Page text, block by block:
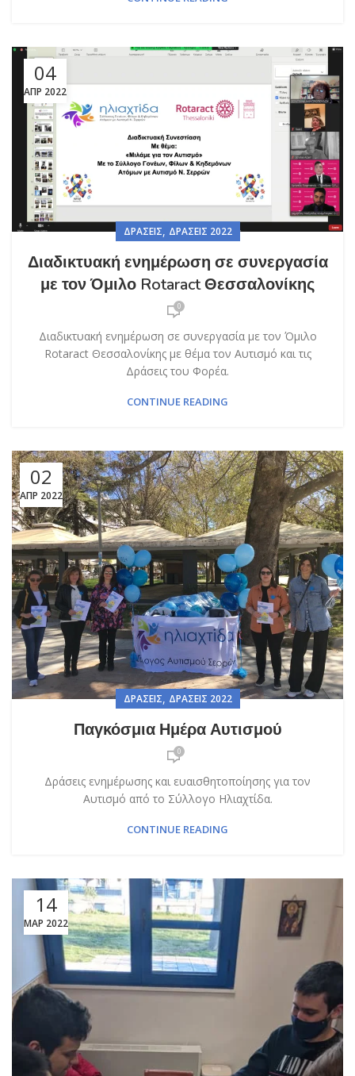
04
ΑΠΡ 2022
ΔΡΆΣΕΙΣ, ΔΡΆΣΕΙΣ 2022
Διαδικτυακή ενημέρωση σε συνεργασία
με τον Όμιλο Rotaract Θεσσαλονίκης
0
Διαδικτυακή ενημέρωση σε συνεργασία με τον Όμιλο
Rotaract Θεσσαλονίκης με θέμα τον Αυτισμό και τις
Δράσεις του Φορέα.
CONTINUE READING
02
ΑΠΡ 2022
ΔΡΆΣΕΙΣ, ΔΡΆΣΕΙΣ 2022
Παγκόσμια Ημέρα Αυτισμού
0
Δράσεις ενημέρωσης και ευαισθητοποίησης για τον
Αυτισμό από το Σύλλογο Ηλιαχτίδα.
CONTINUE READING
14
ΜΑΡ 2022